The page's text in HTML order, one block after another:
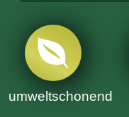
umweltschonend